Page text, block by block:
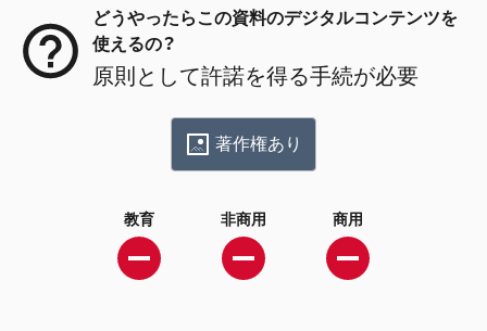
どうやったらこの資料のデジタルコンテンツを
使えるの？
原則として許諾を得る手続が必要
著作権あり
教育 非商用 商用